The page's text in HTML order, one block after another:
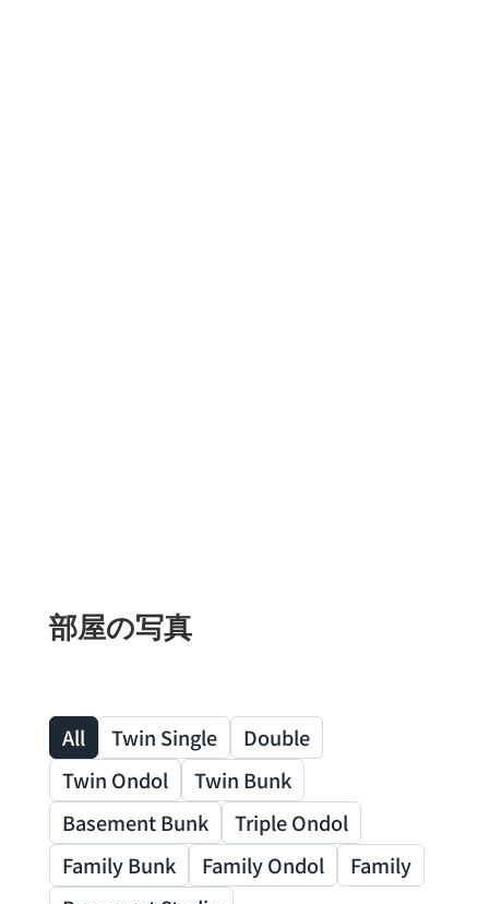
部屋の写真
All Twin Single
Double
Twin Ondol
Twin Bunk
Basement Bunk
Triple Ondol
Family Bunk
Family Ondol
Family